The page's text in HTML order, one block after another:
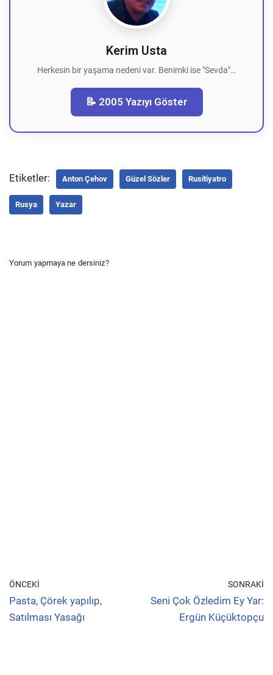
Kerim Usta
Herkesin bir yaşama nedeni var. Benimki ise "Sevda"…
📝 2005 Yazıyı Göster
Etiketler: Anton Çehov Güzel Sözler Rusitiyatro
Rusya Yazar
Yorum yapmaya ne dersiniz?
ÖNCEKI
Pasta, Çörek yapılıp,
Satılması Yasağı
SONRAKI
Seni Çok Özledim Ey Yar:
Ergün Küçüktopçu